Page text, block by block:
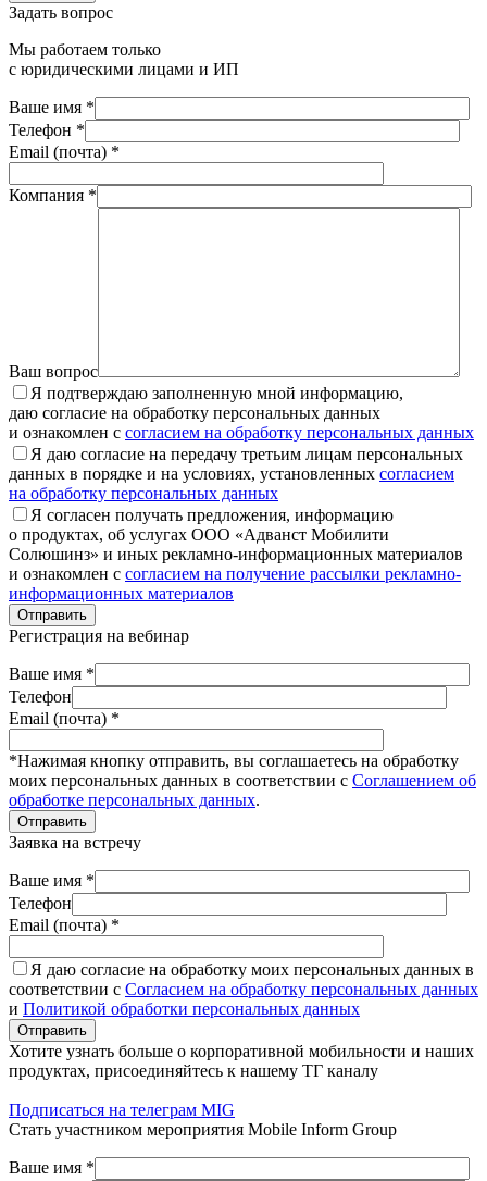
Задать вопрос
Мы работаем только
с юридическими лицами и ИП
Ваше имя *
Телефон *
Email (почта) *
Компания *
Ваш вопрос
Я подтверждаю заполненную мной информацию,
даю согласие на обработку персональных данных
и ознакомлен с согласием на обработку персональных данных
Я даю согласие на передачу третьим лицам персональных
данных в порядке и на условиях, установленных согласием
на обработку персональных данных
Я согласен получать предложения, информацию
о продуктах, об услугах ООО «Адванст Мобилити
Солюшинз» и иных рекламно-информационных материалов
и ознакомлен с согласием на получение рассылки рекламно-
информационных материалов
Отправить
Регистрация на вебинар
Ваше имя *
Телефон
Email (почта) *
*Нажимая кнопку отправить, вы соглашаетесь на обработку
моих персональных данных в соответствии с Соглашением об
обработке персональных данных.
Отправить
Заявка на встречу
Ваше имя *
Телефон
Email (почта) *
Я даю согласие на обработку моих персональных данных в
соответствии с Согласием на обработку персональных данных
и Политикой обработки персональных данных
Отправить
Хотите узнать больше о корпоративной мобильности и наших
продуктах, присоединяйтесь к нашему ТГ каналу
Подписаться на телеграм MIG
Стать участником мероприятия Mobile Inform Group
Ваше имя *